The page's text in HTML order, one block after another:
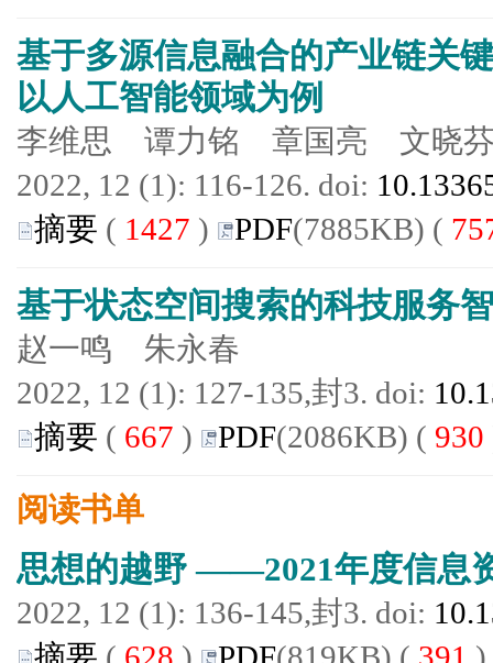
基于多源信息融合的产业链关
以人工智能领域为例
李维思 谭力铭 章国亮 文晓
2022, 12 (1): 116-126. doi:
摘要 ( 1427 ) PDF(7885KB) (
基于状态空间搜索的科技服务
赵一鸣 朱永春
2022, 12 (1): 127-135,封3. doi:
摘要 ( 667 ) PDF(2086KB) ( 930
阅读书单
思想的越野 ——2021年度信息
2022, 12 (1): 136-145,封3. doi: